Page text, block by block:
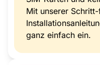
Mit unserer
ganz einfach ein.